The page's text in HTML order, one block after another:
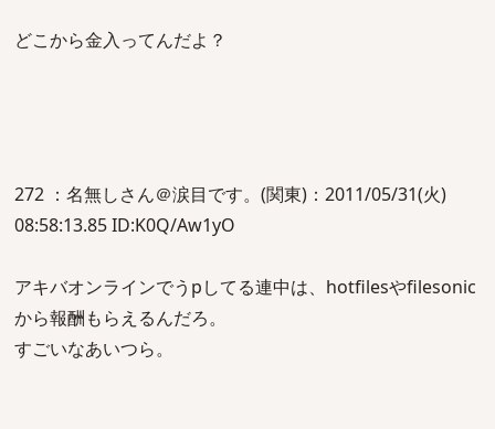
どこから金入ってんだよ？
272 ：名無しさん＠涙目です。(関東)：2011/05/31(火)
08:58:13.85 ID:K0Q/Aw1yO
アキバオンラインでうpしてる連中は、hotfilesやfilesonic
から報酬もらえるんだろ。
すごいなあいつら。